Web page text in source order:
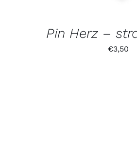
Pin Herz –
€3,50